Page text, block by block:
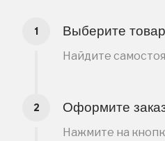
Выберите товар
Найдите
Оформите
Нажмите на